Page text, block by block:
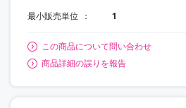
最小販売単位 1
この商品について問い合わせ
商品詳細の誤りを報告